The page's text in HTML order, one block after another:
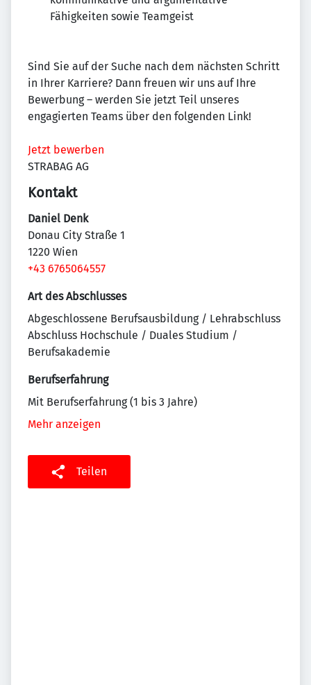
Fähigkeiten sowie Teamgeist
Sind Sie auf der Suche nach dem nächsten Schritt
in Ihrer Karriere? Dann freuen wir uns auf Ihre
Bewerbung – werden Sie jetzt Teil unseres
engagierten Teams über den folgenden Link!
Jetzt bewerben
STRABAG AG
Kontakt
Daniel Denk
Donau City Straße 1
1220 Wien
+43 6765064557
Art des Abschlusses
Abgeschlossene Berufsausbildung / Lehrabschluss
Abschluss Hochschule / Duales Studium /
Berufsakademie
Berufserfahrung
Mit Berufserfahrung (1 bis 3 Jahre)
Mehr anzeigen
Teilen